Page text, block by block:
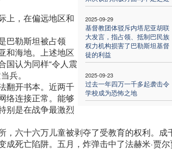
2025-09-29
基督教团体驳斥内塔尼亚胡联
大发言，指占领、抵制巴民族
权力机构损害了巴勒斯坦基督
徒的利益
2025-09-23
过去一年四万一千多起袭击令
学校成为恐怖之地
上，在偏远地区和
巴勒斯坦被占领
和海地。上述地区
国认为同样“令人震
兵。
翻开书本。近两千
络连接正常。能够
别是在战争最激烈
，六十六万儿童被剥夺了受教育的权利。成
死亡陷阱。五月，炸弹击中了法赫米·贾